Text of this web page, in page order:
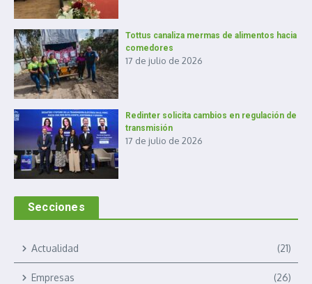
Tottus canaliza mermas de alimentos hacia
comedores
17 de julio de 2026
Redinter solicita cambios en regulación de
transmisión
17 de julio de 2026
Secciones
Actualidad (21)
Empresas (26)